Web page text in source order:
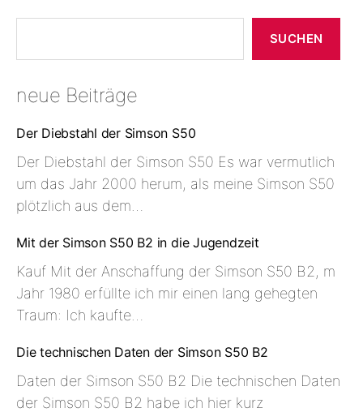
SUCHEN
neue Beiträge
Der Diebstahl der Simson S50
Der Diebstahl der Simson S50 Es war vermutlich
um das Jahr 2000 herum, als meine Simson S50
plötzlich aus dem…
Mit der Simson S50 B2 in die Jugendzeit
Kauf Mit der Anschaffung der Simson S50 B2, m
Jahr 1980 erfüllte ich mir einen lang gehegten
Traum: Ich kaufte…
Die technischen Daten der Simson S50 B2
Daten der Simson S50 B2 Die technischen Daten
der Simson S50 B2 habe ich hier kurz